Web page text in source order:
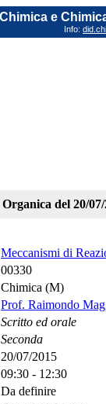
e
Info:
del 20/07/
Meccanismi di
00330
Chimica (M)
Prof. Raimondo
Scritto ed orale
Seconda
20/07/2015
09:30 - 12:30
Da definire